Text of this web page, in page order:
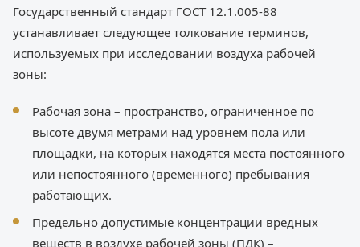
Государственный стандарт ГОСТ 12.1.005-88
устанавливает следующее толкование терминов,
используемых при исследовании воздуха рабочей
зоны:
Рабочая зона – пространство, ограниченное по
высоте двумя метрами над уровнем пола или
площадки, на которых находятся места постоянного
или непостоянного (временного) пребывания
работающих.
Предельно допустимые концентрации вредных
веществ в воздухе рабочей зоны (ПДК) –